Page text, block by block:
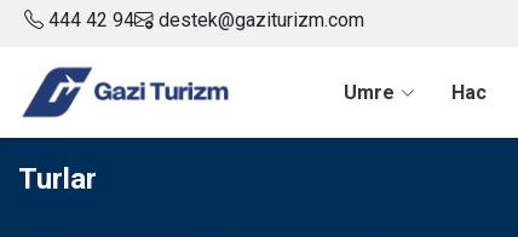
444 42 94 destek@gaziturizm.com
Umre Hac
Turlar